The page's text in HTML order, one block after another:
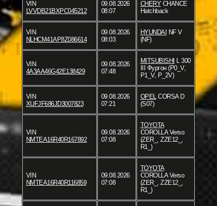
VIN
LVVDB21BXPC045212
09.08.2026
08:07
CHERYCHANCE
Hatchback
VIN
NLHCM41AP8Z086614
09.08.2026
08:03
HYUNDAI NF V
(NF)
VIN
4A3AA46G42E138429
09.08.2026
07:48
MITSUBISHI L 300
III Фургон (P0_V,
P1_V, P_2V)
VIN
XUFJF686JD3007823
09.08.2026
07:21
OPELCORSA D
(S07)
VIN
NMTEA16R40R167892
09.08.2026
07:08
TOYOTA
COROLLA Verso
(ZER_, ZZE12_,
R1_)
VIN
NMTEA16R40R116859
09.08.2026
07:08
TOYOTA
COROLLA Verso
(ZER_, ZZE12_,
R1_)